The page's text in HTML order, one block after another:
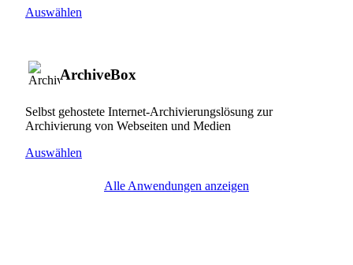
Auswählen
ArchiveBox
Selbst gehostete Internet-Archivierungslösung zur
Archivierung von Webseiten und Medien
Auswählen
Alle Anwendungen anzeigen